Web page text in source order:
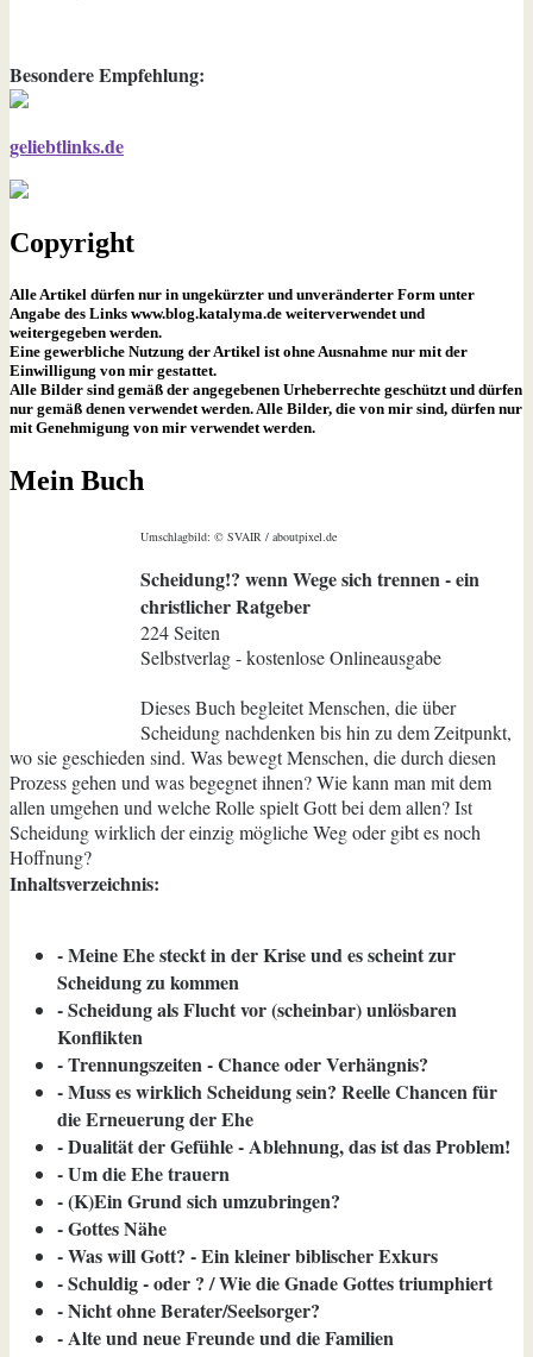
Besondere Empfehlung:
geliebtlinks.de
Copyright
Alle Artikel dürfen nur in ungekürzter und unveränderter Form unter
Angabe des Links www.blog.katalyma.de weiterverwendet und
weitergegeben werden.
Eine gewerbliche Nutzung der Artikel ist ohne Ausnahme nur mit der
Einwilligung von mir gestattet.
Alle Bilder sind gemäß der angegebenen Urheberrechte geschützt und dürfen
nur gemäß denen verwendet werden. Alle Bilder, die von mir sind, dürfen nur
mit Genehmigung von mir verwendet werden.
Mein Buch
Umschlagbild: © SVAIR / aboutpixel.de
Scheidung!? wenn Wege sich trennen - ein
christlicher Ratgeber
224 Seiten
Selbstverlag - kostenlose Onlineausgabe
Dieses Buch begleitet Menschen, die über
Scheidung nachdenken bis hin zu dem Zeitpunkt,
wo sie geschieden sind. Was bewegt Menschen, die durch diesen
Prozess gehen und was begegnet ihnen? Wie kann man mit dem
allen umgehen und welche Rolle spielt Gott bei dem allen? Ist
Scheidung wirklich der einzig mögliche Weg oder gibt es noch
Hoffnung?
Inhaltsverzeichnis:
- Meine Ehe steckt in der Krise und es scheint zur
Scheidung zu kommen
- Scheidung als Flucht vor (scheinbar) unlösbaren
Konflikten
- Trennungszeiten - Chance oder Verhängnis?
- Muss es wirklich Scheidung sein? Reelle Chancen für
die Erneuerung der Ehe
- Dualität der Gefühle - Ablehnung, das ist das Problem!
- Um die Ehe trauern
- (K)Ein Grund sich umzubringen?
- Gottes Nähe
- Was will Gott? - Ein kleiner biblischer Exkurs
- Schuldig - oder ? / Wie die Gnade Gottes triumphiert
- Nicht ohne Berater/Seelsorger?
- Alte und neue Freunde und die Familien